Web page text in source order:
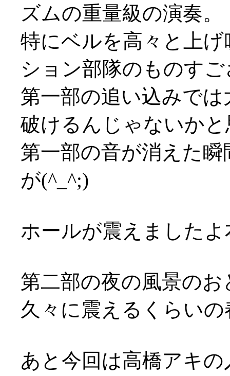
ズムの重量級の演奏。
特にベルを高々と上
ション部隊のものすご
第一部の追い込みで
破けるんじゃないか
第一部の音が消えた
が(^_^;)
ホールが震えました
第二部の夜の風景の
久々に震えるくらい
あと今回は高橋アキ